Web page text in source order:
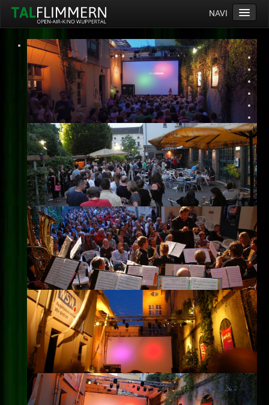
NAVI
Home
Programm
Service
Ticketinfos
Ort
Anreise
Wetter
Kinogutschein
Konzept
Archiv
Kontakt
Impressum
Datenschutz